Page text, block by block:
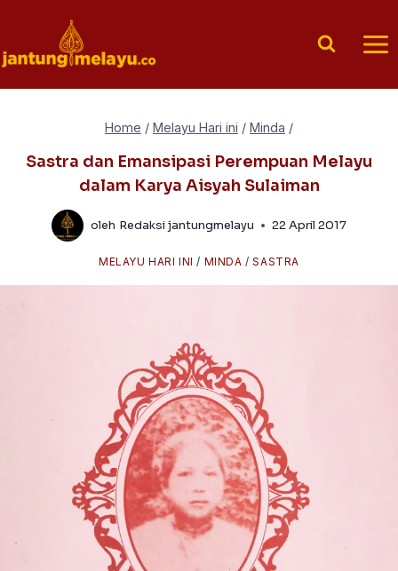
content
Home / Melayu Hari ini / Minda /
Sastra dan Emansipasi Perempuan Melayu
dalam Karya Aisyah Sulaiman
oleh Redaksi jantungmelayu 22 April 2017
MELAYU HARI INI / MINDA /SASTRA